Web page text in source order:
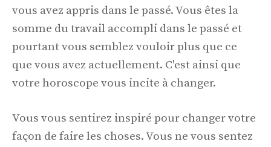
vous avez appris dans le passé. Vous êtes la
somme du travail accompli dans le passé et
pourtant vous semblez vouloir plus que ce
que vous avez actuellement. C'est ainsi que
votre horoscope vous incite à changer.
Vous vous sentirez inspiré pour changer votre
façon de faire les choses. Vous ne vous sentez